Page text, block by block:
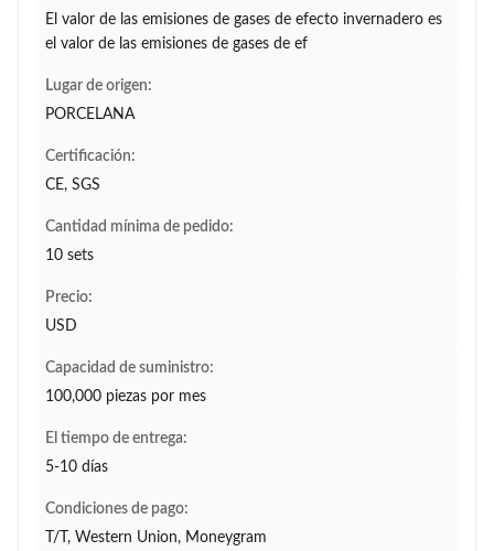
El valor de las emisiones de gases de efecto invernadero es
el valor de las emisiones de gases de ef
Lugar de origen:
PORCELANA
Certificación:
CE, SGS
Cantidad mínima de pedido:
10 sets
Precio:
USD
Capacidad de suministro:
100,000 piezas por mes
El tiempo de entrega:
5-10 días
Condiciones de pago:
T/T, Western Union, Moneygram